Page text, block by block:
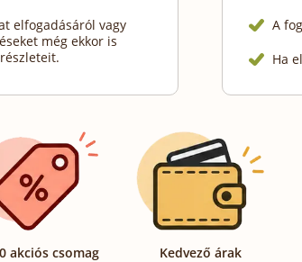
elfogadásáról vagy
még ekkor is
A
Ha
akciós csomag Kedvező árak